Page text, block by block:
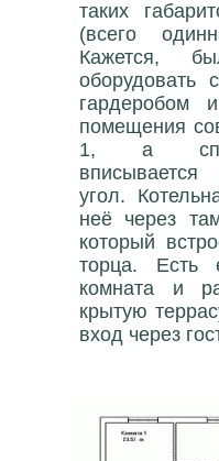
таких
(всего
Кажется,
оборудовать
гардеробом
помещения
1, а
угол.
неё через
который
торца. Есть
комната и
крытую
вход через